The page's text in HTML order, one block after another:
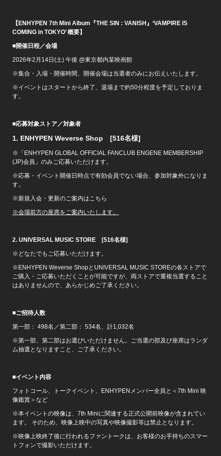
【ENHYPEN 7th Mini Album 『THE SIN : VANISH 』 ‘VAMPIRE IS
COMING in TOKYO’概要】
■開催日程 ／会場
2026年2月14日(土) 午後 @東京都内某映画館
※集合・入場・開催時間、開催会場は当選者のみにお伝えいたします。
※イベントはスタートから終了、退場まで約50分程度を予定しておりま
す。
■応募対象ストア／対象者
1. ENHYPEN Weverse Shop [516名様]
※「ENHYPEN GLOBAL OFFICIAL FANCLUB ENGENE MEMBERSHIP
(JP)会員」のみご応募いただけます。
※応募・イベント開催日時点で有効会員でない場合、参加対象外になりま
す。
※新規入会・更新のご案内はこちら
※会場前方の座席をご案内いたします。
2. UNIVERSAL MUSIC STORE [516名様]
※どなたでもご応募いただけます。
※ENHYPEN Weverse ShopとUNIVERSAL MUSIC STOREの各ストアで
ご購入・ご応募いただくことが可能ですが、両ストアで重複当選すること
はありませんので、あらかじめご了承ください。
■ご招待人数
第一部： 498名／第二部： 534名、計1,032名
※第一部、第二部はお選びいただけません。ご当選の部及び座席はランダ
ム抽選となりますこと、ご了承ください。
■イベント内容
フォトコール、トークイベント、ENHYPENメンバー全員と＜7th Mini 映
像鑑賞＞など
※本イベントの映像は、7th Miniに関連する正式公開前映像が含まれてい
ます。 そのため、映像上映中の写真や映像撮影等は禁止となります。
※映像上映終了後に行われるファントークは、お客様のお手持ちのスマー
トフォンで撮影いただけます。